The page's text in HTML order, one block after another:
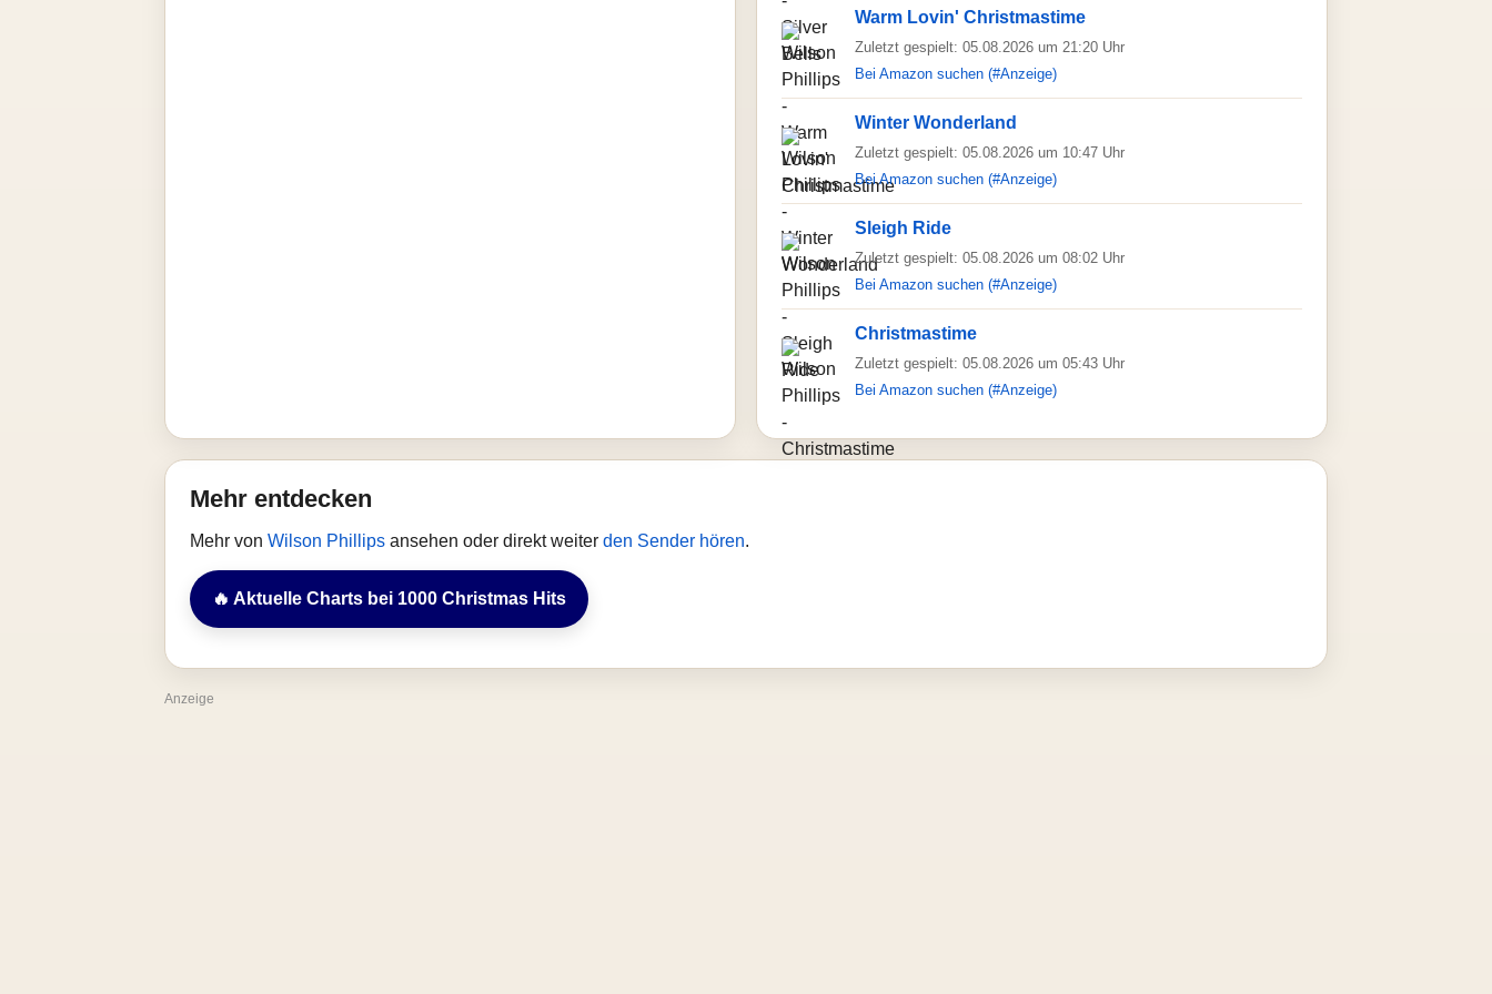
Warm Lovin' Christmastime
Zuletzt gespielt: 05.08.2026 um 21:20 Uhr
Bei Amazon suchen (#Anzeige)
Winter Wonderland
Zuletzt gespielt: 05.08.2026 um 10:47 Uhr
Bei Amazon suchen (#Anzeige)
Sleigh Ride
Zuletzt gespielt: 05.08.2026 um 08:02 Uhr
Bei Amazon suchen (#Anzeige)
Christmastime
Zuletzt gespielt: 05.08.2026 um 05:43 Uhr
Bei Amazon suchen (#Anzeige)
Mehr entdecken
Mehr von Wilson Phillips ansehen oder direkt weiter den Sender hören.
🔥 Aktuelle Charts bei 1000 Christmas Hits
Anzeige